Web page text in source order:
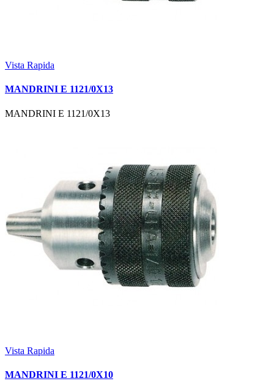
Vista Rapida
MANDRINI E 1121/0X13
MANDRINI E 1121/0X13
Vista Rapida
MANDRINI E 1121/0X10